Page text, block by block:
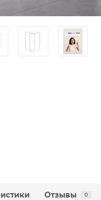
Отзывы 0